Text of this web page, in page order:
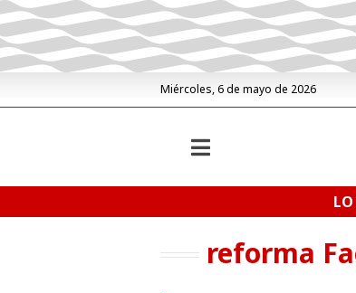
Miércoles, 6 de mayo de 2026
reforma